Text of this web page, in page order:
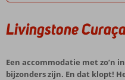
Livingstone
Een accommodatie met zo’n
bijzonders zijn. En dat klopt!